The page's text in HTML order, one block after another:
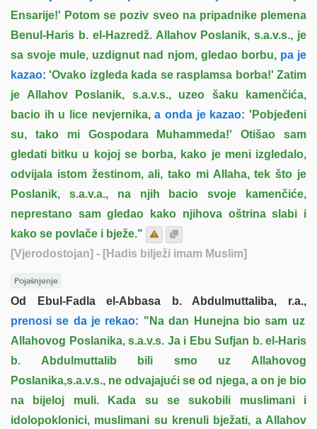
Ensarije!' Potom se poziv sveo na pripadnike plemena
Benul-Haris b. el-Hazredž. Allahov Poslanik, s.a.v.s., je
sa svoje mule, uzdignut nad njom, gledao borbu,pa je
kazao: 'Ovako izgleda kada se rasplamsa borba!' Zatim
je Allahov Poslanik, s.a.v.s., uzeo šaku kamenčića,
bacio ih u lice nevjernika,a onda je kazao: 'Pobjeđeni
su, tako mi Gospodara Muhammeda!' Otišao sam
gledati bitku u kojoj se borba, kako je meni izgledalo,
odvijala istom žestinom, ali, tako mi Allaha, tek što je
Poslanik, s.a.v.a., na njih bacio svoje kamenčiće,
neprestano sam gledao kako njihova oštrina slabi i
kako se povlače i bježe."
[Vjerodostojan] - [Hadis bilježi imam Muslim]
Pojašnjenje
Od Ebul-Fadla el-Abbasa b. Abdulmuttaliba, r.a.,
prenosi se da je rekao: "Na dan Hunejna bio sam uz
Allahovog Poslanika, s.a.v.s. Ja i Ebu Sufjan b. el-Haris
b. Abdulmuttalib bili smo uz Allahovog
Poslanika,s.a.v.s., ne odvajajući se od njega, a on je bio
na bijeloj muli. Kada su se sukobili muslimani i
idolopoklonici, muslimani su krenuli bježati, a Allahov